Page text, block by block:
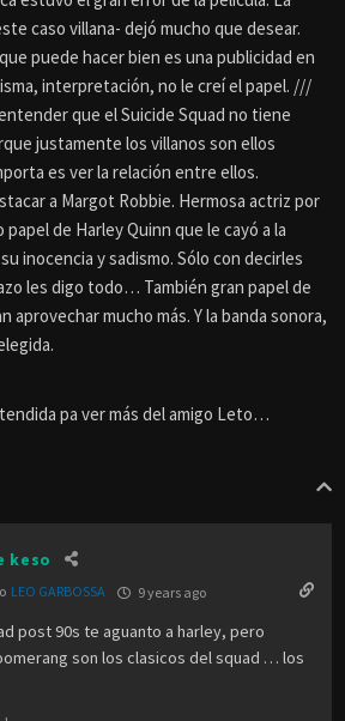
caso villana- dejó mucho que desear.
puede hacer bien es una publicidad en
interpretación, no le creí el papel. ///
que el Suicide Squad no tiene
justamente los villanos son ellos
es ver la relación entre ellos.
a Margot Robbie. Hermosa actriz por
de Harley Quinn que le cayó a la
inocencia y sadismo. Sólo con decirles
les digo todo… También gran papel de
aprovechar mucho más. Y la banda sonora,
pa ver más del amigo Leto…
keso
LEO GARBOSSA 9 years ago
post 90s te aguanto a harley, pero
son los clasicos del squad … los